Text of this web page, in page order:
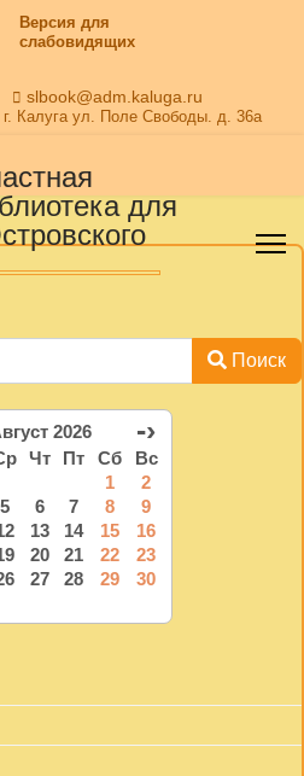
Версия для
слабовидящих
slbook@adm.kaluga.ru
Калуга ул. Поле Свободы. д. 36а
Поиск
2026 -›
Чт Пт Сб
Вс
1
2
5 6 7 8
9
13 14 15
16
20 21 22
23
27 28 29
30